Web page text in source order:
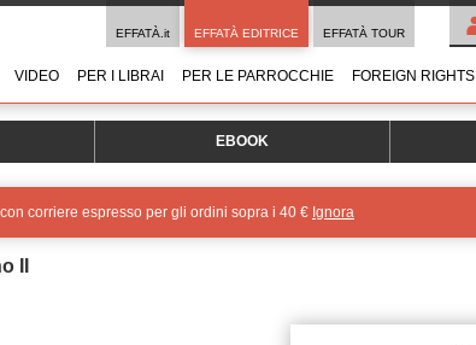
EFFATÀ.it EFFATÀ EDITRICE EFFATÀ TOUR
VIDEO PER I LIBRAI PER LE PARROCCHIE FOREIGN RIGHTS
EBOOK
con corriere espresso per gli ordini sopra i 40 € Ignora
II